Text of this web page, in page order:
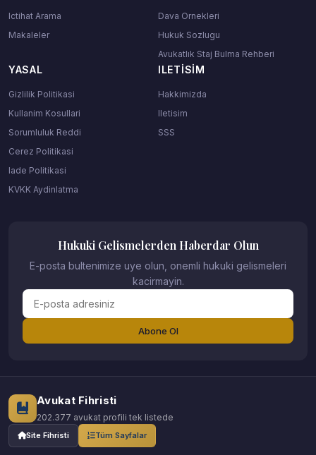
Ictihat Arama
Makaleler
Dava Ornekleri
Hukuk Sozlugu
Avukatlık Staj Bulma Rehberi
YASAL
Gizlilik Politikasi
Kullanim Kosullari
Sorumluluk Reddi
Cerez Politikasi
Iade Politikasi
KVKK Aydinlatma
ILETISIM
Hakkimizda
Iletisim
SSS
Hukuki Gelismelerden Haberdar Olun
E-posta bultenimize uye olun, onemli hukuki gelismeleri
kacirmayin.
Abone Ol
Avukat Fihristi
202.377 avukat profili tek listede
Site Fihristi Tüm Sayfalar